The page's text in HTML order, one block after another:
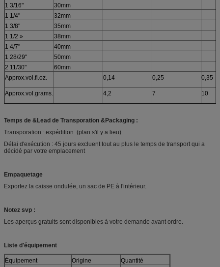
1 3/16"
30mm
1 1/4"
32mm
1 3/8"
35mm
1 1/2 »
38mm
1 4/7"
40mm
1 28/29"
50mm
2 11/30"
60mm
Approx.vol.fl.oz.
0,14 0,25 0,35
Approx.vol.grams. 4,2 7 10
Temps de &Lead de Transporation &Packaging :
Transporation : expédition. (plan s'il y a lieu)
Délai d'exécution : 45 jours excluent tout au plus le temps de transport qui a
décidé par votre emplacement
Empaquetage
Exportez la caisse ondulée, un sac de PE à l'intérieur.
Notez svp :
Les aperçus gratuits sont disponibles à votre demande avant ordre.
Liste d'équipement
Équipement Origine
Quantité